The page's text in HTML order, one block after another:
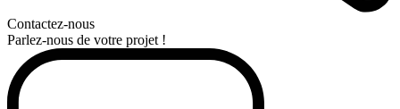
Contactez-nous
Parlez-nous de votre projet !